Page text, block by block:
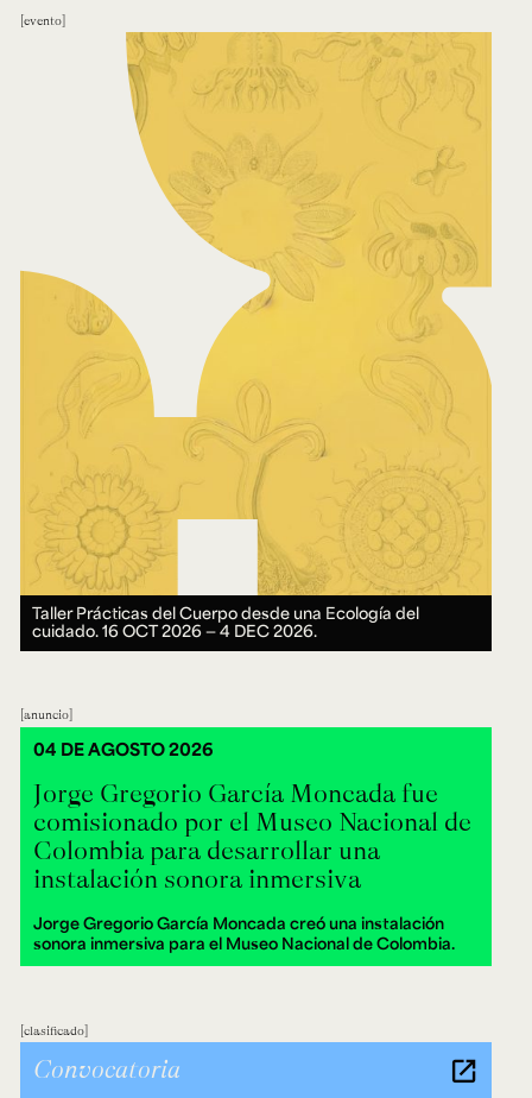
evento
Taller Prácticas del Cuerpo desde una Ecología del
cuidado.16 OCT 2026 ― 4 DEC 2026.
anuncio
Jorge Gregorio García Moncada fue
comisionado por el Museo Nacional de
Colombia para desarrollar una
instalación sonora inmersiva
Jorge Gregorio García Moncada creó una instalación
sonora inmersiva para el Museo Nacional de Colombia.
04 DE AGOSTO 2026
clasificado
Convocatoria